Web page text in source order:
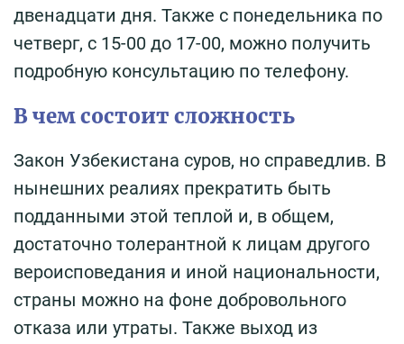
двенадцати дня. Также с понедельника по
четверг, с 15-00 до 17-00, можно получить
подробную консультацию по телефону.
В чем состоит сложность
Закон Узбекистана суров, но справедлив. В
нынешних реалиях прекратить быть
подданными этой теплой и, в общем,
достаточно толерантной к лицам другого
вероисповедания и иной национальности,
страны можно на фоне добровольного
отказа или утраты. Также выход из